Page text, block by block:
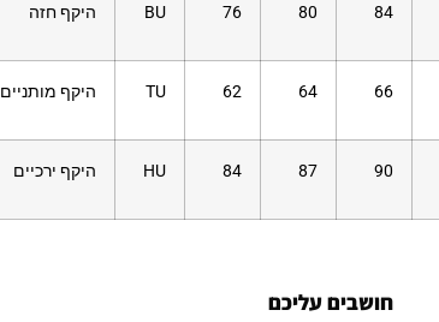
84
80
76
BU היקף חזה
66
64
62
TU היקף מותניים
90
87
84
HU היקף ירכיים
חושבים עליכם